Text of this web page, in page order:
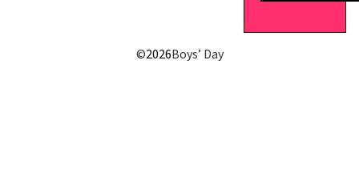
©2026Boys’ Day